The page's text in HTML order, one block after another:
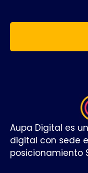
Aupa Digital es
digital con sede
posicionamiento